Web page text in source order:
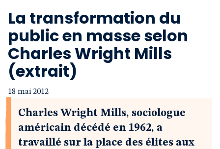
Notre revue
Boutique
La transformation du
public en masse selon
Charles Wright Mills
(extrait)
18 mai 2012
Charles Wright Mills, sociologue
américain décédé en 1962, a
travaillé sur la place des élites aux